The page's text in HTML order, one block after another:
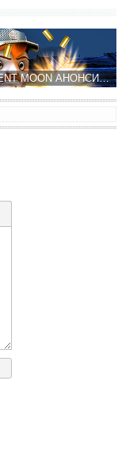
CRESCENT MOON АНОНСИРОВАЛ НОВЫЙ ПЛАТФОРМЕР CLASH OF PUPPETS